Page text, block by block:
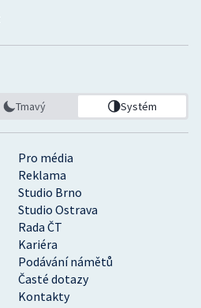
Pro média
Reklama
Studio Brno
Studio Ostrava
Rada ČT
Kariéra
Podávání námětů
Časté dotazy
Kontakty
Tmavý Systém